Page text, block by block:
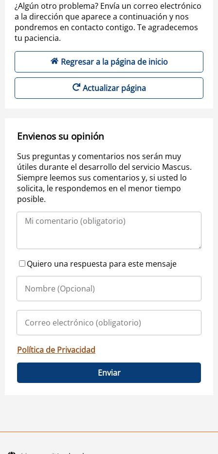
¿Algún otro problema? Envía un correo electrónico
a la dirección que aparece a continuación y nos
pondremos en contacto contigo. Te agradecemos
tu paciencia.
Regresar a la página de inicio
Actualizar página
Envienos su opinión
Sus preguntas y comentarios nos serán muy
útiles durante el desarrollo del servicio Mascus.
Siempre leemos sus comentarios y, si usted lo
solicita, le respondemos en el menor tiempo
posible.
Quiero una respuesta para este mensaje
Política de Privacidad
Enviar